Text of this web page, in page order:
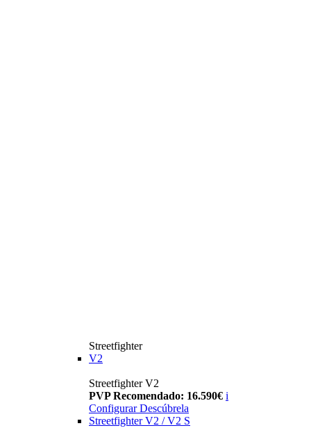
Streetfighter
V2
Streetfighter V2
PVP Recomendado: 16.590€ i
Configurar Descúbrela
Streetfighter V2 / V2 S